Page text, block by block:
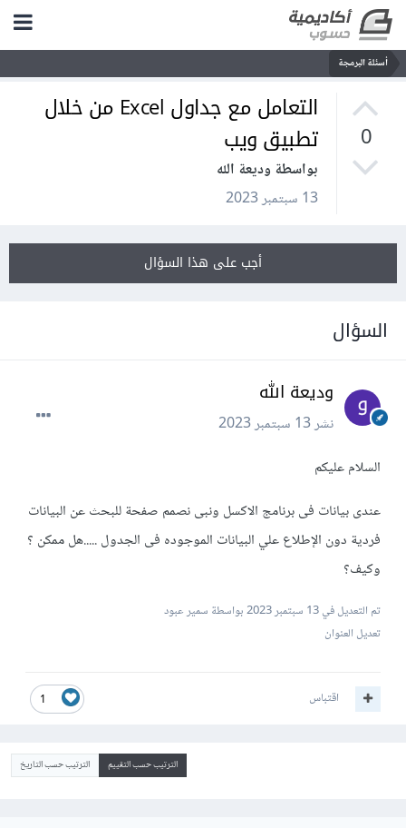
أسئلة البرمجة
0
التعامل مع جداول Excel من خلال
تطبيق ويب
بواسطة وديعة الله
13 سبتمبر 2023
أجب على هذا السؤال
السؤال
وديعة الله
نشر13 سبتمبر 2023
السلام عليكم
عندى بيانات فى برنامج الاكسل ونبى نصمم صفحة للبحث عن البيانات
فردية دون الإطلاع علي البيانات الموجوده فى الجدول .....هل ممكن ؟
وكيف؟
تم التعديل في13 سبتمبر 2023
بواسطة سمير عبود
تعديل العنوان
1 اقتباس
الترتيب حسب التقييم الترتيب حسب التاريخ